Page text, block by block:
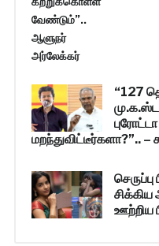
“127
மறந்துவிட்டீர்களா?”.. –
சிக்கிய
ஊற்றிய